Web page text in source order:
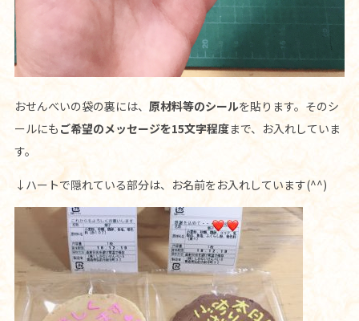
おせんべいの袋の裏には、 原材料等のシールを貼ります。そのシ
ールにも ご希望のメッセージを15文字程度まで、お入れしていま
す。
↓ハートで隠れている部分は、お名前をお入れしています(^^)